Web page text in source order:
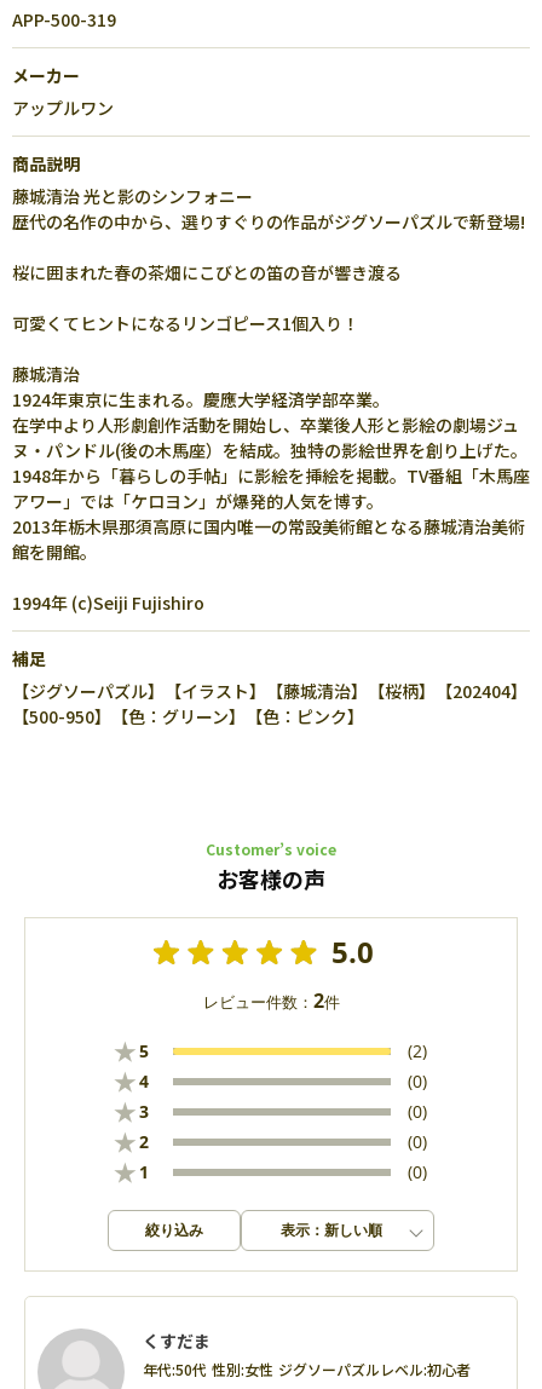
APP-500-319
メーカー
アップルワン
商品説明
藤城清治 光と影のシンフォニー
歴代の名作の中から、選りすぐりの作品がジグソーパズルで新登場!
桜に囲まれた春の茶畑にこびとの笛の音が響き渡る
可愛くてヒントになるリンゴピース1個入り！
藤城清治
1924年東京に生まれる。慶應大学経済学部卒業。
在学中より人形劇創作活動を開始し、卒業後人形と影絵の劇場ジュ
ヌ・パンドル(後の木馬座）を結成。独特の影絵世界を創り上げた。
1948年から「暮らしの手帖」に影絵を挿絵を掲載。TV番組「木馬座
アワー」では「ケロヨン」が爆発的人気を博す。
2013年栃木県那須高原に国内唯一の常設美術館となる藤城清治美術
館を開館。
1994年 (c)Seiji Fujishiro
補足
【ジグソーパズル】【イラスト】【藤城清治】【桜柄】【202404】
【500-950】【色：グリーン】【色：ピンク】
Customer’s voice
お客様の声
5.0
レビュー件数： 2件
★5 (2)
★4 (0)
★3 (0)
★2 (0)
★ 1 (0)
絞り込み 表示：新しい順
くすだま
年代:50代 性別:女性 ジグソーパズルレベル:初心者